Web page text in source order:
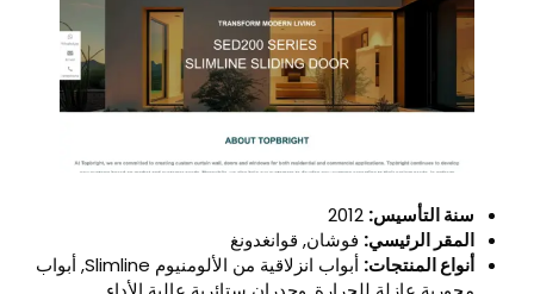
سنة التأسيس:2012
المقر الرئيسي:فوشان, قوانغدونغ
أنواع المنتجات:
أبواب انزلاقية من الألومنيوم Slimline, أبواب